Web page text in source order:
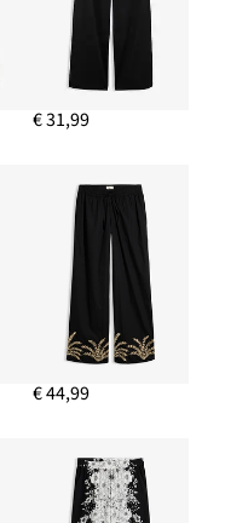
€ 31,99
€ 44,99